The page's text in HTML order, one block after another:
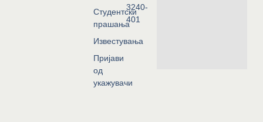
Студентски
прашања
Известувања
Пријави
од
укажувачи
3240-
401